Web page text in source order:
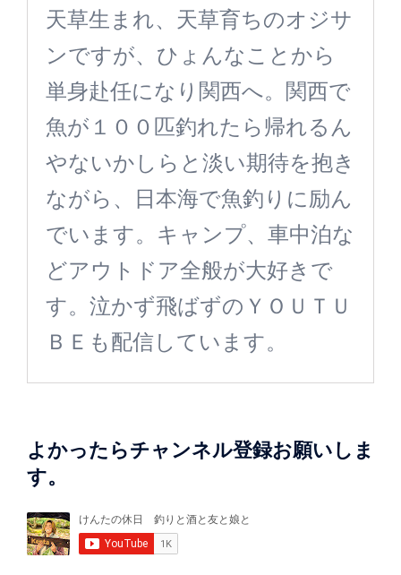
天草生まれ、天草育ちのオジサ
ンですが、ひょんなことから
単身赴任になり関西へ。関西で
魚が１００匹釣れたら帰れるん
やないかしらと淡い期待を抱き
ながら、日本海で魚釣りに励ん
でいます。キャンプ、車中泊な
どアウトドア全般が大好きで
す。泣かず飛ばずのＹＯＵＴＵ
ＢＥも配信しています。
よかったらチャンネル登録お願いしま
す。